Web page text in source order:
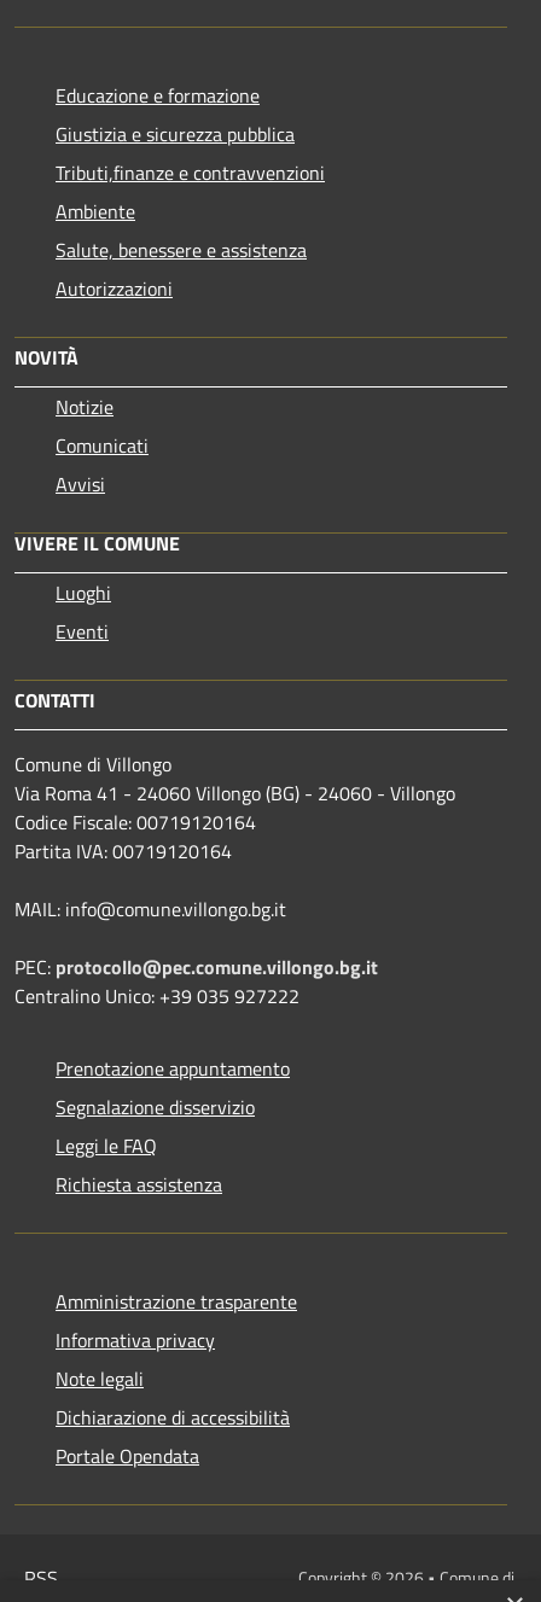
Educazione e formazione
Giustizia e sicurezza pubblica
Tributi,finanze e contravvenzioni
Ambiente
Salute, benessere e assistenza
Autorizzazioni
NOVITÀ
Notizie
Comunicati
Avvisi
VIVERE IL COMUNE
Luoghi
Eventi
CONTATTI
Comune di Villongo
Via Roma 41 - 24060 Villongo (BG) - 24060 - Villongo
Codice Fiscale: 00719120164
Partita IVA: 00719120164
MAIL: info@comune.villongo.bg.it
PEC: protocollo@pec.comune.villongo.bg.it
Centralino Unico: +39 035 927222
Prenotazione appuntamento
Segnalazione disservizio
Leggi le FAQ
Richiesta assistenza
Amministrazione trasparente
Informativa privacy
Note legali
Dichiarazione di accessibilità
Portale Opendata
RSS
Copyright © 2026 • Comune di